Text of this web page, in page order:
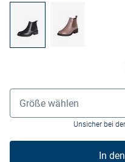
Größenauswahl
Größe wählen
Unsicher bei
In